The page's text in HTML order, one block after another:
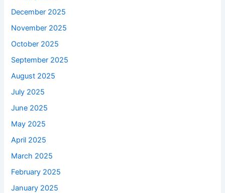
December 2025
November 2025
October 2025
September 2025
August 2025
July 2025
June 2025
May 2025
April 2025
March 2025
February 2025
January 2025